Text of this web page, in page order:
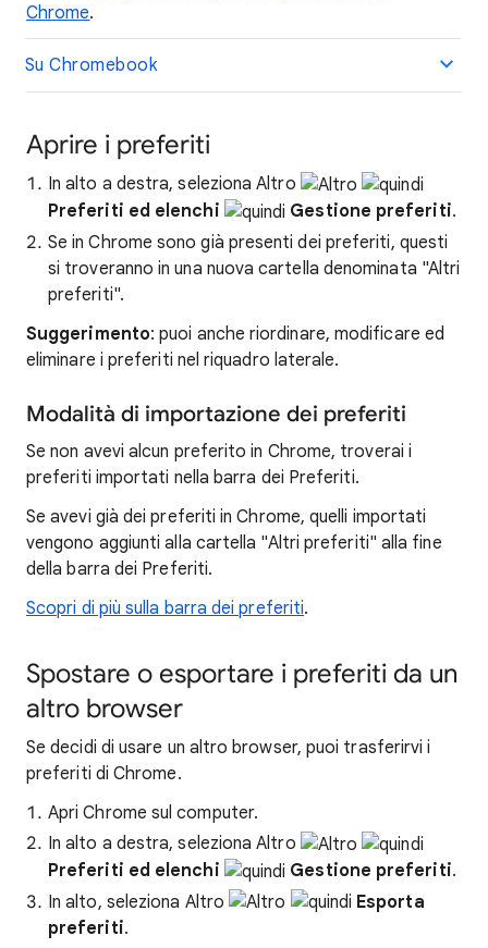
Chrome.
Su Chromebook
Aprire i preferiti
In alto a destra, seleziona Altro
Preferiti ed elenchi
Gestione preferiti.
Se in Chrome sono già presenti dei preferiti, questi
si troveranno in una nuova cartella denominata "Altri
preferiti".
Suggerimento: puoi anche riordinare, modificare ed
eliminare i preferiti nel riquadro laterale.
Modalità di importazione dei preferiti
Se non avevi alcun preferito in Chrome, troverai i
preferiti importati nella barra dei Preferiti.
Se avevi già dei preferiti in Chrome, quelli importati
vengono aggiunti alla cartella "Altri preferiti" alla fine
della barra dei Preferiti.
Scopri di più sulla barra dei preferiti.
Spostare o esportare i preferiti da un
altro browser
Se decidi di usare un altro browser, puoi trasferirvi i
preferiti di Chrome.
Apri Chrome sul computer.
In alto a destra, seleziona Altro
Preferiti ed elenchi
Gestione preferiti.
In alto, seleziona Altro
Esporta
preferiti.